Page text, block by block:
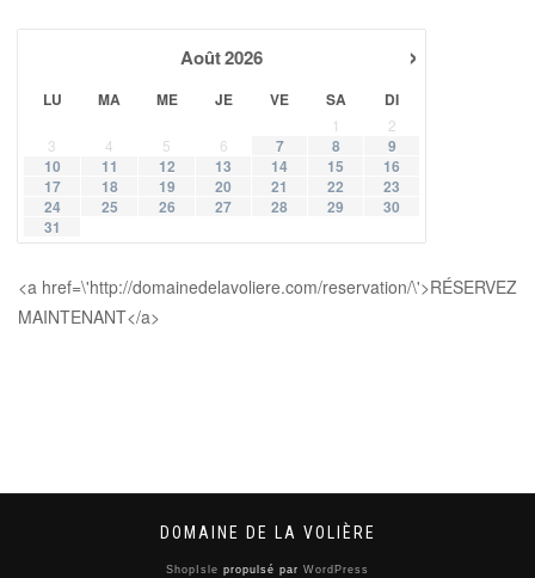
›
Août2026
LU MA ME JE VE SA DI
1
2
3
4 5 6 7 8
9
10
11 12 13 14 15
16
17
18 19 20 21 22
23
24
25 26 27 28 29
30
31
<a href=\'http://domainedelavoliere.com/reservation/\'>RÉSERVEZ
MAINTENANT</a>
DOMAINE DE LA VOLIÈRE
ShopIsle propulsé par WordPress